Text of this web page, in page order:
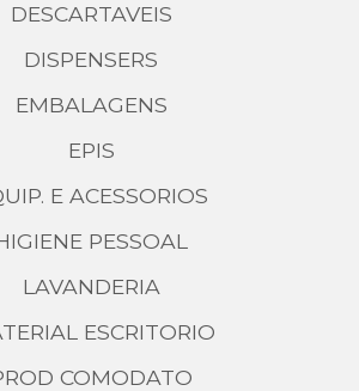
DESCARTAVEIS
DISPENSERS
EMBALAGENS
EPIS
E ACESSORIOS
PESSOAL
LAVANDERIA
ESCRITORIO
COMODATO